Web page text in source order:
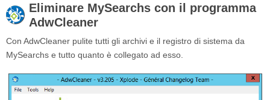
Eliminare MySearchs con il programma
AdwCleaner
Con AdwCleaner pulite tutti gli archivi e il registro di sistema da
MySearchs e tutto quanto è collegato ad esso.